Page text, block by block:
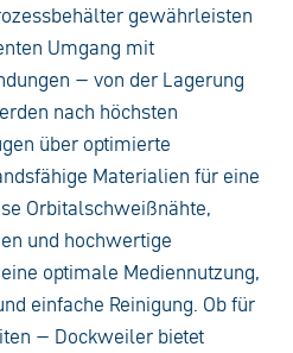
gewährleisten
Umgang mit
– von der Lagerung
nach höchsten
über optimierte
Materialien für eine
Orbitalschweißnähte,
und hochwertige
optimale Mediennutzung,
einfache Reinigung. Ob für
– Dockweiler bietet